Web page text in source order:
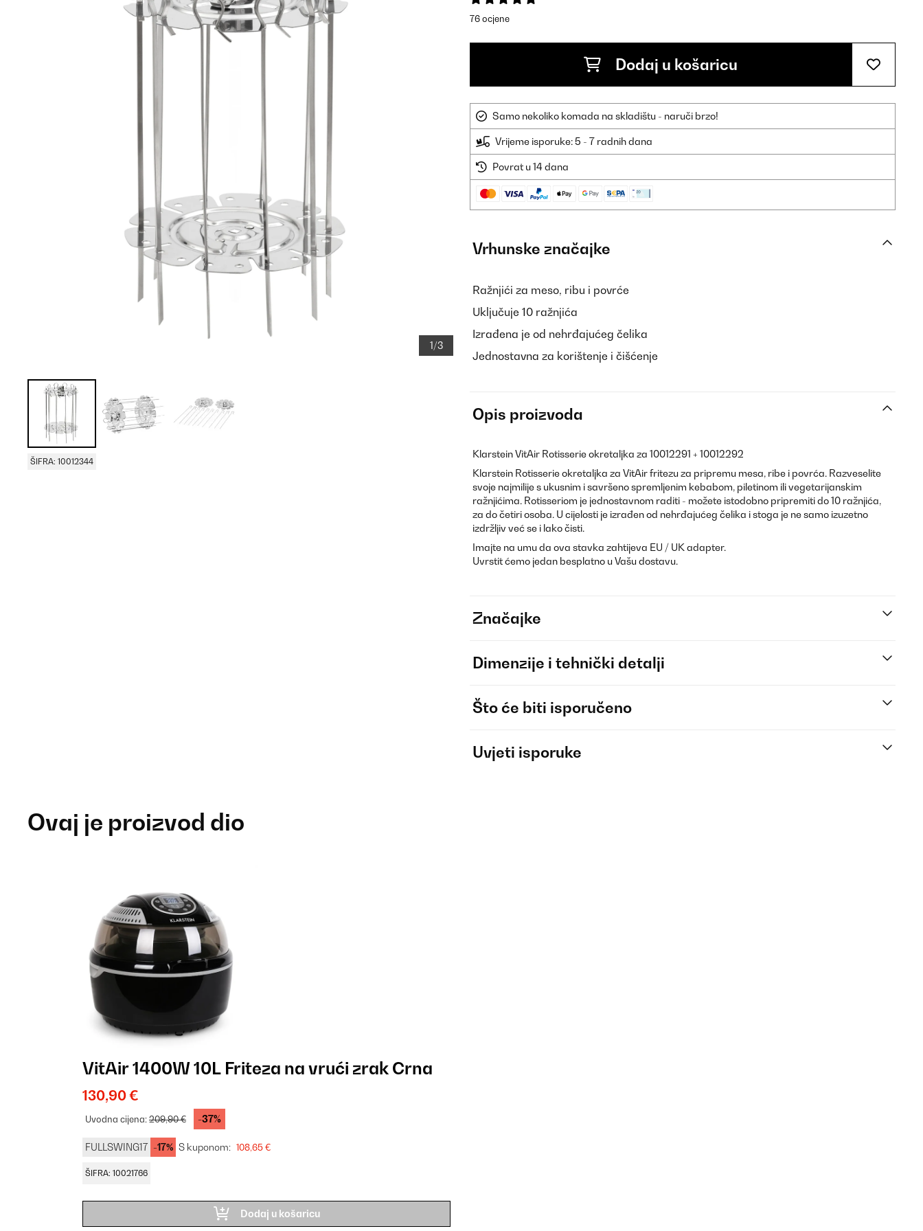
1/3
ŠIFRA: 10012344
76 ocjene
Dodaj u košaricu
Samo nekoliko komada na skladištu - naruči brzo!
Vrijeme isporuke: 5 - 7 radnih dana
Povrat u 14 dana
Vrhunske značajke
Ražnjići za meso, ribu i povrće
Uključuje 10 ražnjića
Izrađena je od nehrđajućeg čelika
Jednostavna za korištenje i čišćenje
Opis proizvoda
Klarstein VitAir Rotisserie okretaljka za 10012291 + 10012292
Klarstein Rotisserie okretaljka za VitAir fritezu za pripremu mesa, ribe i povrća. Razveselite
svoje najmilije s ukusnim i savršeno spremljenim kebabom, piletinom ili vegetarijanskim
ražnjićima. Rotisseriom je jednostavnom raditi - možete istodobno pripremiti do 10 ražnjića,
za do četiri osoba. U cijelosti je izrađen od nehrđajućeg čelika i stoga je ne samo izuzetno
izdržljiv već se i lako čisti.
Imajte na umu da ova stavka zahtijeva EU / UK adapter.
Uvrstit ćemo jedan besplatno u Vašu dostavu.
Značajke
Dimenzije i tehnički detalji
Što će biti isporučeno
Uvjeti isporuke
Ovaj je proizvod dio
VitAir 1400W 10L Friteza na vrući zrak Crna
130,90 €
Uvodna cijena:209,90 € -37%
FULLSWING17 -17% S kuponom: 108,65 €
ŠIFRA: 10021766
Dodaj u košaricu